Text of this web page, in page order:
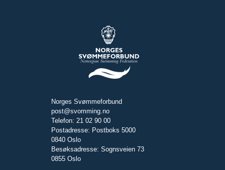
Norges Svømmeforbund
post@svomming.no
Telefon: 21 02 90 00
Postadresse: Postboks 5000
0840 Oslo
Besøksadresse: Sognsveien 73
0855 Oslo